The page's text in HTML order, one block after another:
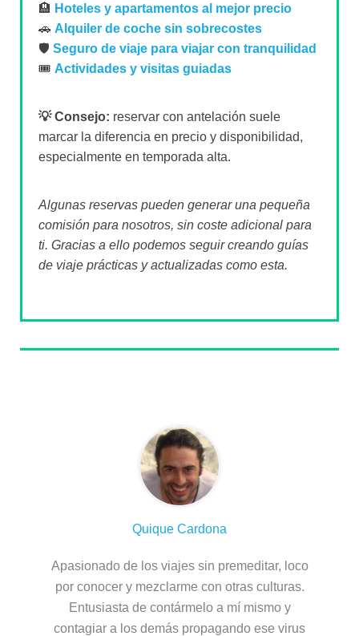
🏨 Hoteles y apartamentos al mejor precio
🚗 Alquiler de coche sin sobrecostes
🛡️ Seguro de viaje para viajar con tranquilidad
🎟️ Actividades y visitas guiadas
💡 Consejo: reservar con antelación suele
marcar la diferencia en precio y disponibilidad,
especialmente en temporada alta.
Algunas reservas pueden generar una pequeña
comisión para nosotros, sin coste adicional para
ti. Gracias a ello podemos seguir creando guías
de viaje prácticas y actualizadas como esta.
Quique Cardona
Apasionado de los viajes sin premeditar, loco
por conocer y mezclarme con otras culturas.
Entusiasta de contármelo a mí mismo y
contagiar a los demás propagando ese virus